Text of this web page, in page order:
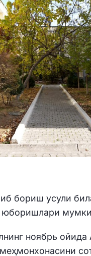
бориш усули
юборишлари
ноябрь ойида